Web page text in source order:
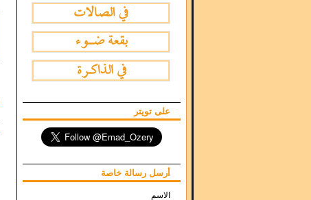
على تويتر
أرسل رسالة خاصة
الاسم